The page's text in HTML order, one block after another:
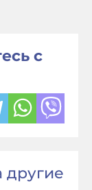
с
другие